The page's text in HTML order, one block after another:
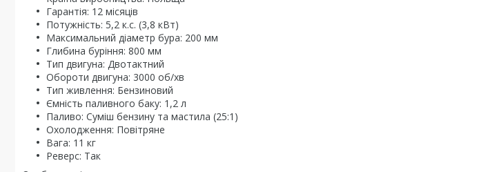
Гарантія: 12 місяців
Потужність: 5,2 к.с. (3,8 кВт)
Максимальний діаметр бура: 200 мм
Глибина буріння: 800 мм
Тип двигуна: Двотактний
Обороти двигуна: 3000 об/хв
Тип живлення: Бензиновий
Ємність паливного баку: 1,2 л
Паливо: Суміш бензину та мастила (25:1)
Охолодження: Повітряне
Вага: 11 кг
Реверс: Так